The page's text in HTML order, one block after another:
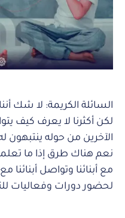
السائلة الكريمة: لا شك
لكن أكثرنا لا يعرف كيف
الآخرين من حوله
نعم هناك طرق إذا ما
مع أبنائنا وتواصل أبنائنا
لحضور دورات وفعاليات